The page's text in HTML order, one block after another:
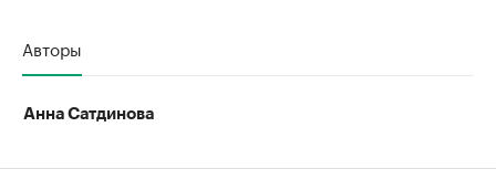
Авторы
Анна Сатдинова